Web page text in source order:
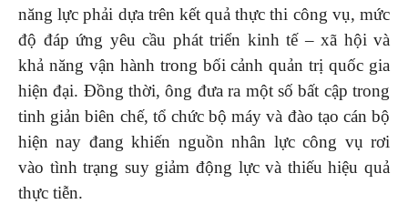
năng lực phải dựa trên kết quả thực thi công vụ, mức
độ đáp ứng yêu cầu phát triển kinh tế – xã hội và
khả năng vận hành trong bối cảnh quản trị quốc gia
hiện đại. Đồng thời, ông đưa ra một số bất cập trong
tinh giản biên chế, tổ chức bộ máy và đào tạo cán bộ
hiện nay đang khiến nguồn nhân lực công vụ rơi
vào tình trạng suy giảm động lực và thiếu hiệu quả
thực tiễn.